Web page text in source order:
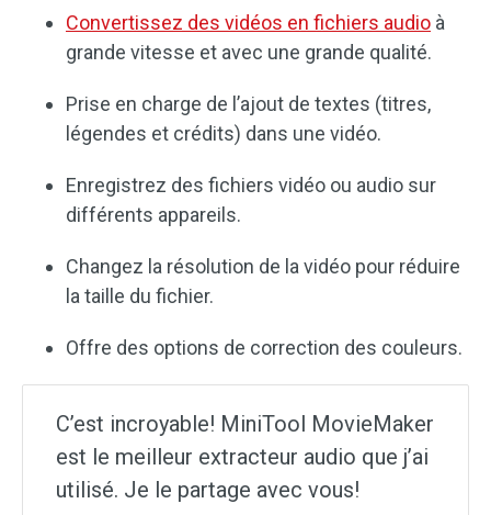
Convertissez des vidéos en fichiers audio à
grande vitesse et avec une grande qualité.
Prise en charge de l’ajout de textes (titres,
légendes et crédits) dans une vidéo.
Enregistrez des fichiers vidéo ou audio sur
différents appareils.
Changez la résolution de la vidéo pour réduire
la taille du fichier.
Offre des options de correction des couleurs.
C’est incroyable! MiniTool MovieMaker
est le meilleur extracteur audio que j’ai
utilisé. Je le partage avec vous!